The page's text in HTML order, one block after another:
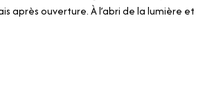
après ouverture. À l’abri de la lumière et